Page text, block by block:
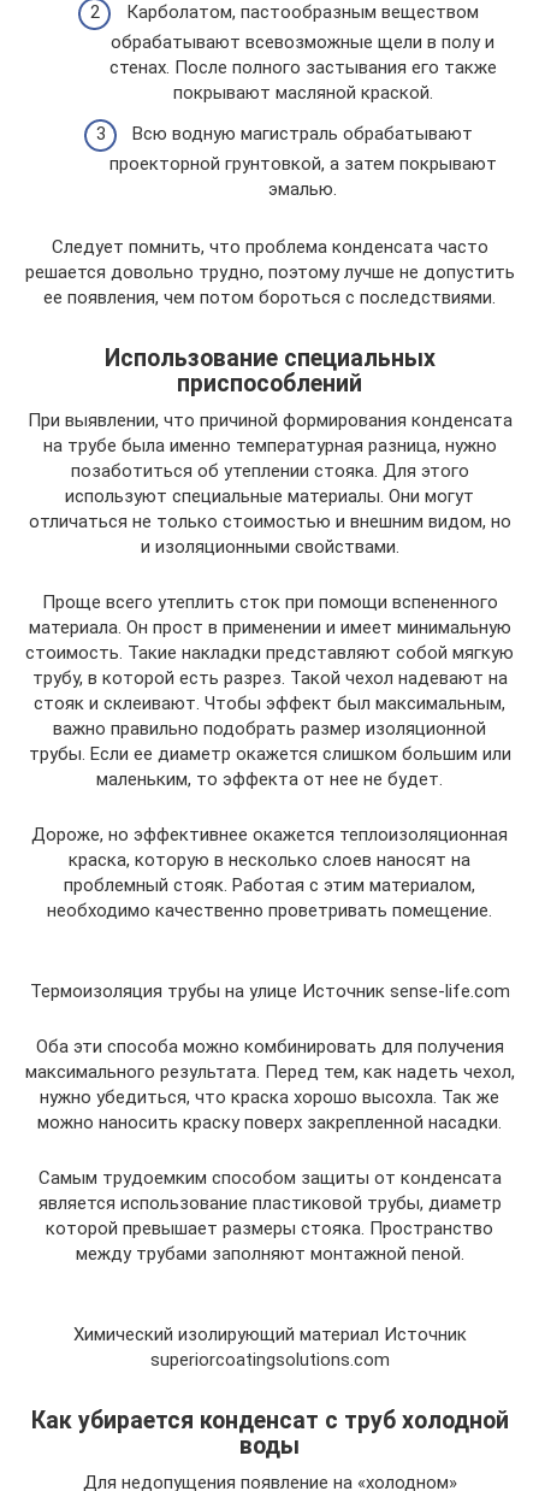
Карболатом, пастообразным веществом
обрабатывают всевозможные щели в полу и
стенах. После полного застывания его также
покрывают масляной краской.
Всю водную магистраль обрабатывают
проекторной грунтовкой, а затем покрывают
эмалью.
Следует помнить, что проблема конденсата часто
решается довольно трудно, поэтому лучше не допустить
ее появления, чем потом бороться с последствиями.
Использование специальных
приспособлений
При выявлении, что причиной формирования конденсата
на трубе была именно температурная разница, нужно
позаботиться об утеплении стояка. Для этого
используют специальные материалы. Они могут
отличаться не только стоимостью и внешним видом, но
и изоляционными свойствами.
Проще всего утеплить сток при помощи вспененного
материала. Он прост в применении и имеет минимальную
стоимость. Такие накладки представляют собой мягкую
трубу, в которой есть разрез. Такой чехол надевают на
стояк и склеивают. Чтобы эффект был максимальным,
важно правильно подобрать размер изоляционной
трубы. Если ее диаметр окажется слишком большим или
маленьким, то эффекта от нее не будет.
Дороже, но эффективнее окажется теплоизоляционная
краска, которую в несколько слоев наносят на
проблемный стояк. Работая с этим материалом,
необходимо качественно проветривать помещение.
Термоизоляция трубы на улице Источник sense-life.com
Оба эти способа можно комбинировать для получения
максимального результата. Перед тем, как надеть чехол,
нужно убедиться, что краска хорошо высохла. Так же
можно наносить краску поверх закрепленной насадки.
Самым трудоемким способом защиты от конденсата
является использование пластиковой трубы, диаметр
которой превышает размеры стояка. Пространство
между трубами заполняют монтажной пеной.
Химический изолирующий материал Источник
superiorcoatingsolutions.com
Как убирается конденсат с труб холодной
воды
Для недопущения появление на «холодном»